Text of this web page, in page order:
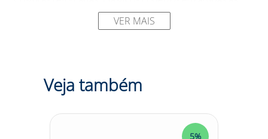
aberturas. Branco; Tecido Tyvek® IsoClean®; Costura
líquidos químicos, para a ISO 16602:2007.
Modelo: 711TBT 00 BR Cor: Branca Marca: Performance
Você trabalha em um
VER MAIS
Veja também
5%